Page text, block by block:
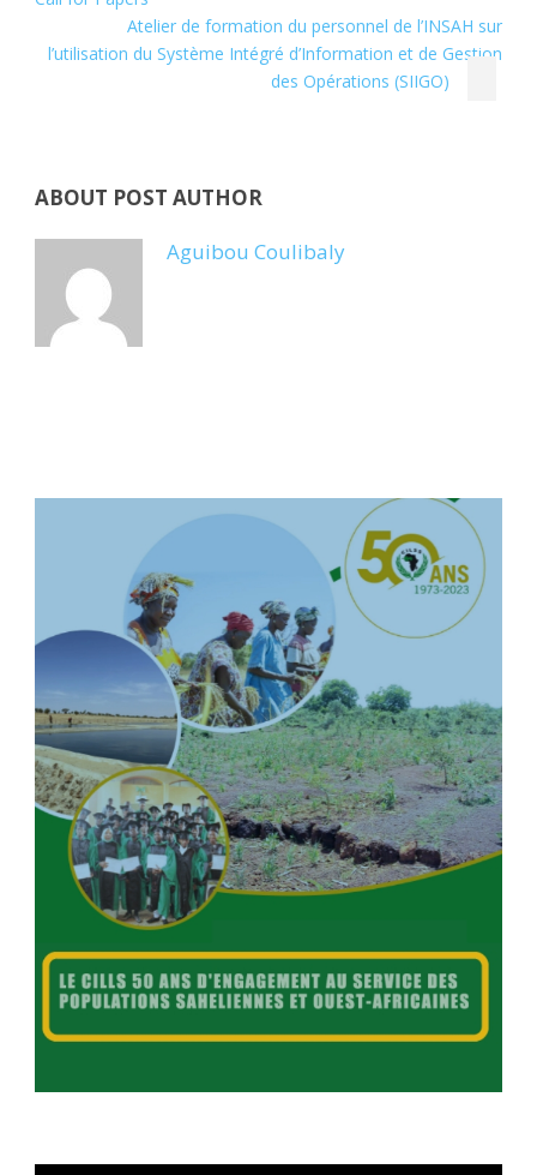
Atelier de formation du personnel de l’INSAH sur
l’utilisation du Système Intégré d’Information et de Gestion
des Opérations (SIIGO)
ABOUT POST AUTHOR
Aguibou Coulibaly